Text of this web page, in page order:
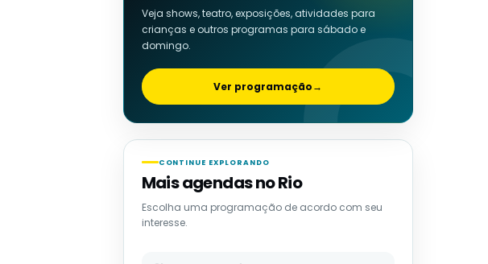
Veja shows, teatro, exposições, atividades para
crianças e outros programas para sábado e
domingo.
Ver programação→
CONTINUE EXPLORANDO
Mais agendas no Rio
Escolha uma programação de acordo com seu
interesse.